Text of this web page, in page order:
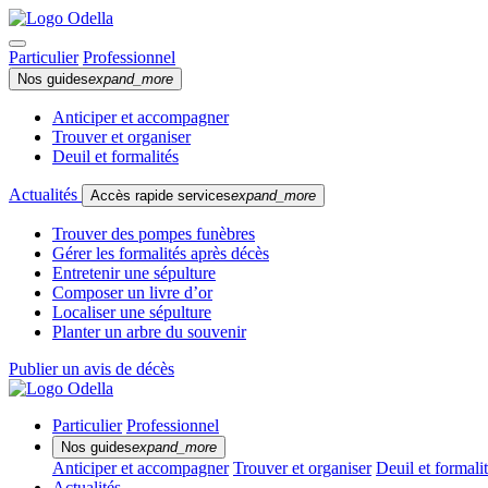
Particulier Professionnel
Nos guidesexpand_more
Anticiper et accompagner
Trouver et organiser
Deuil et formalités
Actualités Accès rapide servicesexpand_more
Trouver des pompes funèbres
Gérer les formalités après décès
Entretenir une sépulture
Composer un livre d’or
Localiser une sépulture
Planter un arbre du souvenir
Publier un avis de décès
Particulier Professionnel
Nos guidesexpand_more
Anticiper et accompagner Trouver et organiser Deuil et